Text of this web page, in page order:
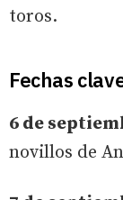
toros.
Fechas
6 de
novillos de